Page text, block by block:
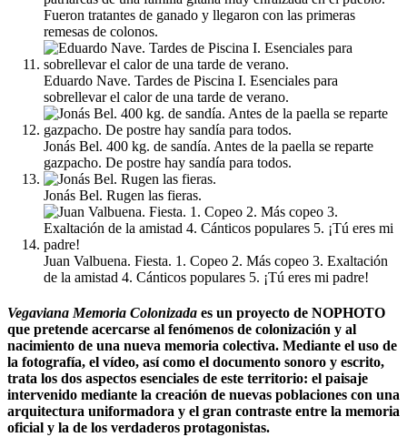
Fueron tratantes de ganado y llegaron con las primeras
remesas de colonos.
Eduardo Nave. Tardes de Piscina I. Esenciales para
sobrellevar el calor de una tarde de verano.
Jonás Bel. 400 kg. de sandía. Antes de la paella se reparte
gazpacho. De postre hay sandía para todos.
Jonás Bel. Rugen las fieras.
Juan Valbuena. Fiesta. 1. Copeo 2. Más copeo 3. Exaltación
de la amistad 4. Cánticos populares 5. ¡Tú eres mi padre!
Vegaviana Memoria Colonizada es un proyecto de NOPHOTO
que pretende acercarse al fenómenos de colonización y al
nacimiento de una nueva memoria colectiva. Mediante el uso de
la fotografía, el vídeo, así como el documento sonoro y escrito,
trata los dos aspectos esenciales de este territorio: el paisaje
intervenido mediante la creación de nuevas poblaciones con una
arquitectura uniformadora y el gran contraste entre la memoria
oficial y la de los verdaderos protagonistas.